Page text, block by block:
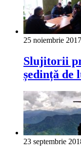
25 noiembrie 2017
Slujitorii
ședință de
23 septembrie